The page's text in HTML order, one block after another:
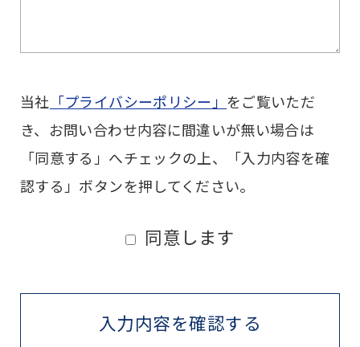
当社 「プライバシーポリシー」 をご覧いただ
き、お問い合わせ内容に間違いが無い場合は
「同意する」へチェックの上、「入力内容を確
認する」ボタンを押してください。
同意します